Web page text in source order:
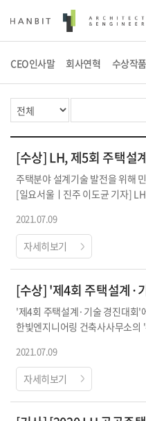
CEO인사말 회사연혁 수상작품
주택분야 설계기술 발전을 위해
[일요서울ㅣ진주 이도균 기자]
2021.07.09
자세히보기
'제4회 주택설계·기술 경진대회'
한빛엔지니어링 건축사사무소
2021.07.09
자세히보기